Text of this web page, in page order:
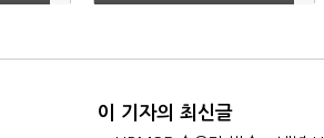
진
이 기자의 최신글